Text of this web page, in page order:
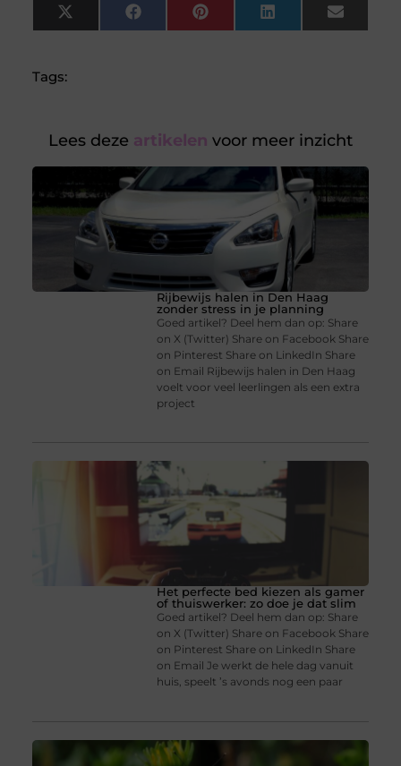
X
(Twitter)
FacebookPinterest LinkedIn Email
Tags:
Lees deze artikelen voor meer inzicht
Rijbewijs halen in Den Haag
zonder stress in je planning
Goed artikel? Deel hem dan op: Share
on X (Twitter) Share on Facebook Share
on Pinterest Share on LinkedIn Share
on Email Rijbewijs halen in Den Haag
voelt voor veel leerlingen als een extra
project
Het perfecte bed kiezen als gamer
of thuiswerker: zo doe je dat slim
Goed artikel? Deel hem dan op: Share
on X (Twitter) Share on Facebook Share
on Pinterest Share on LinkedIn Share
on Email Je werkt de hele dag vanuit
huis, speelt ’s avonds nog een paar